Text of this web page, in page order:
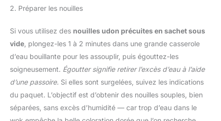
2. Préparer les nouilles
Si vous utilisez des nouilles udon précuites en sachet sous
vide , plongez-les 1 à 2 minutes dans une grande casserole
d’eau bouillante pour les assouplir, puis égouttez-les
soigneusement. Égoutter signifie retirer l’excès d’eau à l’aide
d’une passoire. Si elles sont surgelées, suivez les indications
du paquet. L’objectif est d’obtenir des nouilles souples, bien
séparées, sans excès d’humidité — car trop d’eau dans le